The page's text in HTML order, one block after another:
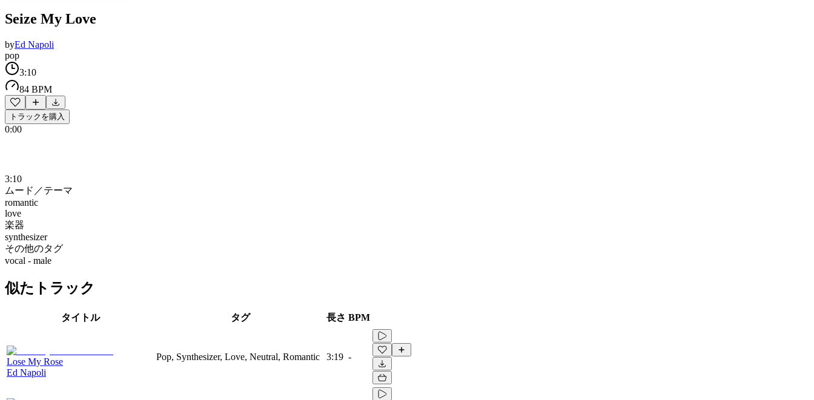
Seize My Love
byEd Napoli
pop
3:10
84 BPM
トラックを購入
0:00
3:10
ムード／テーマ
romantic
love
楽器
synthesizer
その他のタグ
vocal - male
似たトラック
タイトル タグ 長さ BPM
Lose My Rose
Ed Napoli
Pop, Synthesizer, Love, Neutral, Romantic 3:19 -